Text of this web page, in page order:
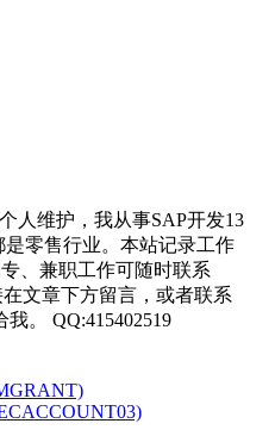
人维护，我从事SAP开发13
零售行业。本站记录工作
、兼职工作可随时联系
文章下方留言，或者联系
我。 QQ:415402519